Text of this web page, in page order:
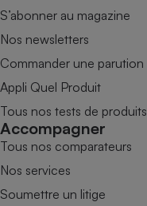
S’abonner au magazine
Nos newsletters
Commander une parution
Appli Quel Produit
Tous nos tests de produits
Accompagner
Tous nos comparateurs
Nos services
Soumettre un litige